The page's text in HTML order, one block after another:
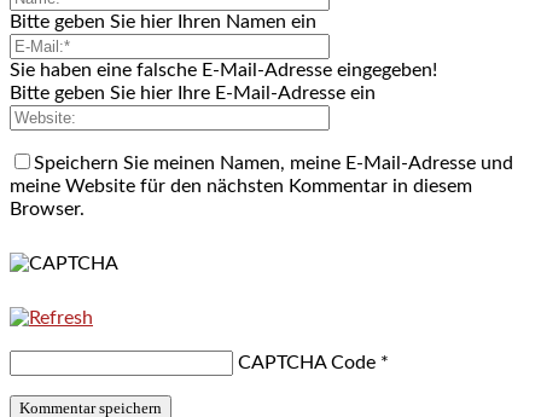
Bitte geben Sie hier Ihren Namen ein
Sie haben eine falsche E-Mail-Adresse eingegeben!
Bitte geben Sie hier Ihre E-Mail-Adresse ein
Speichern Sie meinen Namen, meine E-Mail-Adresse und
meine Website für den nächsten Kommentar in diesem
Browser.
CAPTCHA Code *